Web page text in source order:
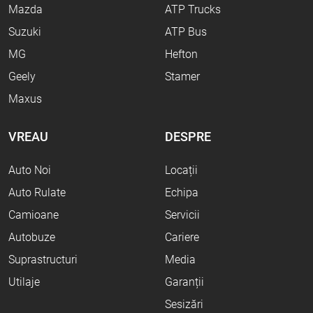
Mazda
Suzuki
MG
Geely
Maxus
ATP Trucks
ATP Bus
Hefton
Stamer
VREAU
Auto Noi
Auto Rulate
Camioane
Autobuze
Suprastructuri
Utilaje
DESPRE
Locații
Echipa
Servicii
Cariere
Media
Garanții
Sesizări